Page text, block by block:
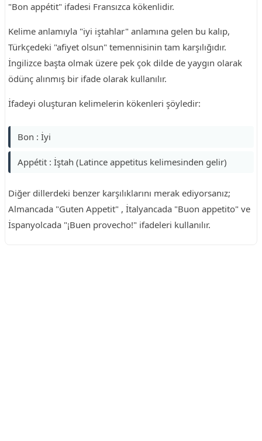
"Bon appétit" ifadesi Fransızca kökenlidir.
Kelime anlamıyla "iyi iştahlar" anlamına gelen bu kalıp,
Türkçedeki "afiyet olsun" temennisinin tam karşılığıdır.
İngilizce başta olmak üzere pek çok dilde de yaygın olarak
ödünç alınmış bir ifade olarak kullanılır.
İfadeyi oluşturan kelimelerin kökenleri şöyledir:
Bon : İyi
Appétit : İştah (Latince appetitus kelimesinden gelir)
Diğer dillerdeki benzer karşılıklarını merak ediyorsanız;
Almancada "Guten Appetit" , İtalyancada "Buon appetito" ve
İspanyolcada "¡Buen provecho!" ifadeleri kullanılır.